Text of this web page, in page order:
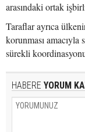
arasındaki ortak
Taraflar ayrıca
korunması
sürekli
HABERE YORUM